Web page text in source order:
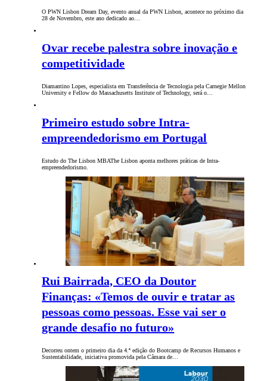
O PWN Lisbon Dream Day, evento anual da PWN Lisbon, acontece no próximo dia
28 de Novembro, este ano dedicado ao…
Ovar recebe palestra sobre inovação e
competitividade
Diamantino Lopes, especialista em Transferência de Tecnologia pela Carnegie Mellon
University e Fellow do Massachusetts Institute of Technology, será o…
Primeiro estudo sobre Intra-
empreendedorismo em Portugal
Estudo do The Lisbon MBAThe Lisbon aponta melhores práticas de Intra-
empreendedorismo.
Rui Bairrada, CEO da Doutor
Finanças: «Temos de ouvir e tratar as
pessoas como pessoas. Esse vai ser o
grande desafio no futuro»
Decorreu ontem o primeiro dia da 4.ª edição do Bootcamp de Recursos Humanos e
Sustentabilidade, iniciativa promovida pela Câmara de…